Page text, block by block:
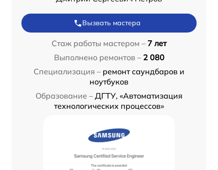
Вызвать мастера
Стаж работы мастером – 7 лет
Выполнено ремонтов – 2 080
Специализация – ремонт саундбаров и
ноутбуков
Образование – ДГТУ, «Автоматизация
технологических процессов»